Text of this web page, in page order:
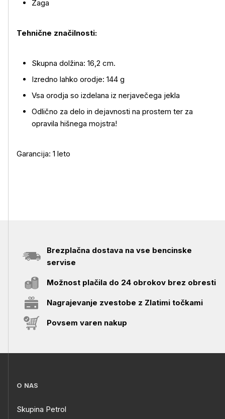
Žaga
Tehnične značilnosti:
Skupna dolžina: 16,2 cm.
Izredno lahko orodje: 144 g
Vsa orodja so izdelana iz nerjavečega jekla
Odlično za delo in dejavnosti na prostem ter za
opravila hišnega mojstra!
Garancija: 1 leto
Brezplačna dostava na vse bencinske
servise
Možnost plačila do 24 obrokov brez obresti
Nagrajevanje zvestobe z Zlatimi točkami
Povsem varen nakup
O NAS
Skupina Petrol